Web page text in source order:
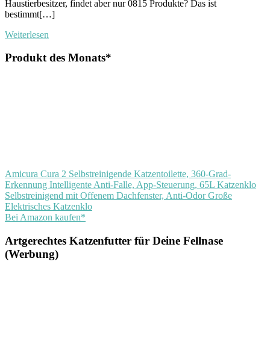
Haustierbesitzer, findet aber nur 0815 Produkte? Das ist
bestimmt[…]
Weiterlesen
Produkt des Monats*
Amicura Cura 2 Selbstreinigende Katzentoilette, 360-Grad-
Erkennung Intelligente Anti-Falle, App-Steuerung, 65L Katzenklo
Selbstreinigend mit Offenem Dachfenster, Anti-Odor Große
Elektrisches Katzenklo
Bei Amazon kaufen*
Artgerechtes Katzenfutter für Deine Fellnase
(Werbung)